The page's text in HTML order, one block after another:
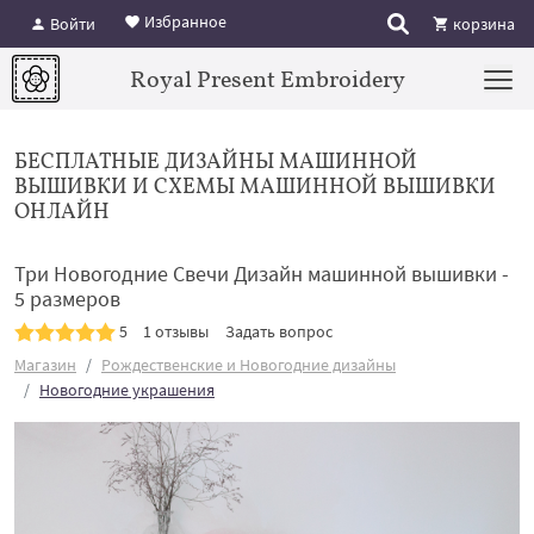
Войти Избранное корзина
Royal Present Embroidery
БЕСПЛАТНЫЕ ДИЗАЙНЫ МАШИННОЙ
ВЫШИВКИ И СХЕМЫ МАШИННОЙ ВЫШИВКИ
ОНЛАЙН
Три Новогодние Свечи Дизайн машинной вышивки -
5 размеров
5 1 отзывы
Задать вопрос
Магазин
Рождественские и Новогодние дизайны
Новогодние украшения